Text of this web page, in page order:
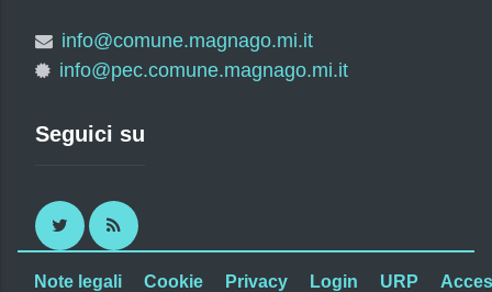
info@comune.magnago.mi.it
info@pec.comune.magnago.mi.it
Seguici su
Twitter RSS
Note legali Cookie Privacy Login URP